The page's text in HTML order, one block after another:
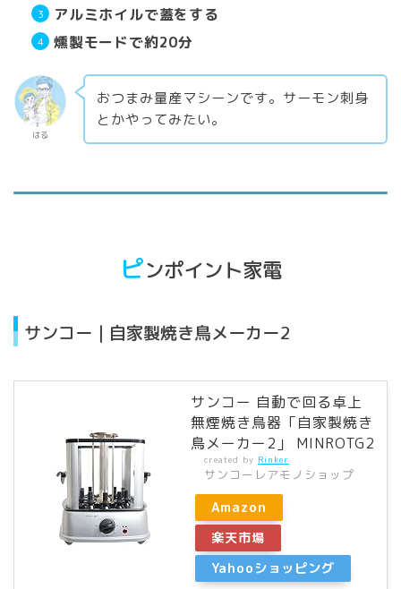
アルミホイルで蓋をする
燻製モードで約20分
はる
おつまみ量産マシーンです。サーモン刺身
とかやってみたい。
ピンポイント家電
サンコー｜自家製焼き鳥メーカー2
サンコー 自動で回る卓上
無煙焼き鳥器「自家製焼き
鳥メーカー2」 MINROTG2
created by Rinker
サンコーレアモノショップ
Amazon
楽天市場
Yahooショッピング